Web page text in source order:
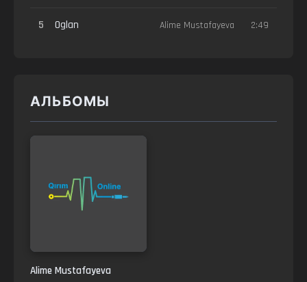
5 Oglan Alime Mustafayeva 2:49
АЛЬБОМЫ
Alime Mustafayeva